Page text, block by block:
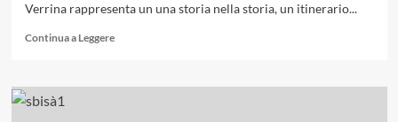
Verrina rappresenta un una storia nella storia, un itinerario...
Continua a LeggereLeggi
su